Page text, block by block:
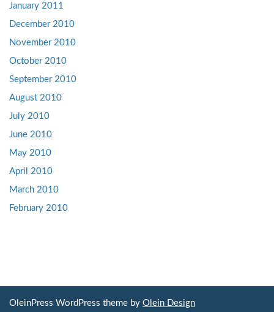
January 2011
December 2010
November 2010
October 2010
September 2010
August 2010
July 2010
June 2010
May 2010
April 2010
March 2010
February 2010
OleinPress WordPress theme by Olein Design